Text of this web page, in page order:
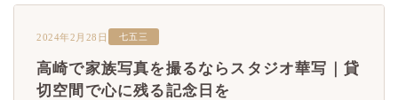
2024年2月28日 七五三
高崎で家族写真を撮るならスタジオ華写｜貸
切空間で心に残る記念日を